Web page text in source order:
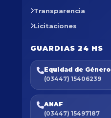
Transparencia
Licitaciones
GUARDIAS 24 HS
Equidad de Género
(03447) 15406239
ANAF
(03447) 15497187